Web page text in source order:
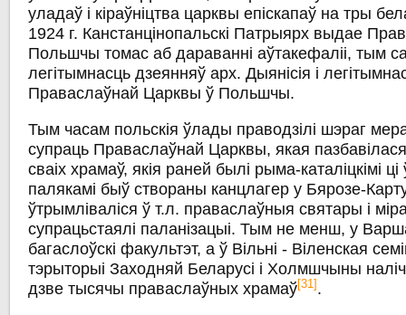
уладаў і кіраўніцтва царквы епіскапаў на тры
1924 г. Канстанцінопальскі Патрыярх выдае
Польшчы томас аб дараванні аўтакефаліі, тым
легітымнасць дзеянняў арх. Дыянісія і
Праваслаўнай Царквы ў Польшчы.
Тым часам польскія ўлады праводзілі шэраг
супраць Праваслаўнай Царквы, якая пазбавілася
сваіх храмаў, якія раней былі рыма-каталіцкімі ці
палякамі быў створаны канцлагер у Бярозе-
ўтрымліваліся ў т.л. праваслаўныя святары і
супрацьстаялі паланізацыі. Тым не менш, у
багаслоўскі факультэт, а ў Вільні - Віленская
тэрыторыі Заходняй Беларусі і Холмшчыны
дзве тысячы праваслаўных храмаў[31] .